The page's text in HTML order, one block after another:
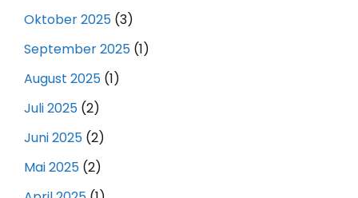
Oktober 2025 (3)
September 2025 (1)
August 2025 (1)
Juli 2025 (2)
Juni 2025 (2)
Mai 2025 (2)